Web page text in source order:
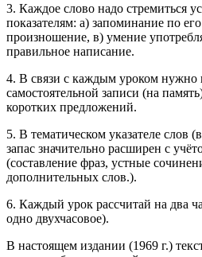
3. Каждое слово надо стремиться
показателям: а) запоминание по
произношение, в) умение
правильное написание.
4. В связи с каждым уроком нужно
самостоятельной записи (на
коротких предложений.
5. В тематическом указателе слов
запас значительно расширен с
(составление фраз, устные
дополнительных слов.).
6. Каждый урок рассчитай на два
одно двухчасовое).
В настоящем издании (1969 г.)